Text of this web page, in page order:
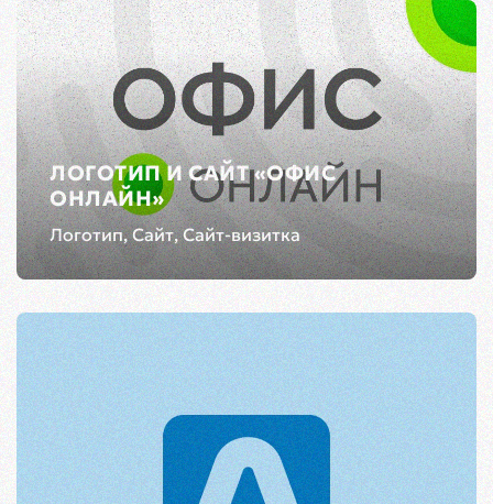
ЛОГОТИП И САЙТ «ОФИС
ОНЛАЙН»
Логотип, Сайт, Сайт-визитка